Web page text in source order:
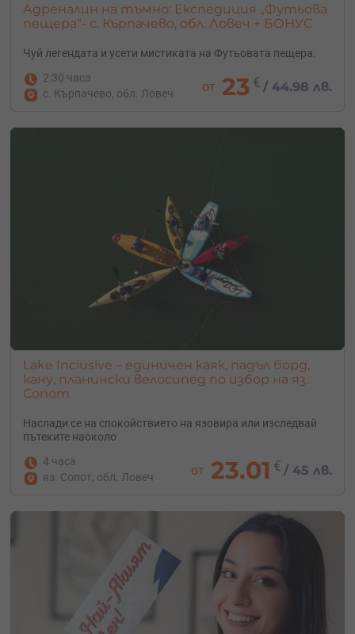
Адреналин на тъмно: Експедиция „Футьова
пещера“- с. Кърпачево, обл. Ловеч + БОНУС
Чуй легендата и усети мистиката на Футьовата пещера.
2:30 часа
с. Кърпачево, обл. Ловеч
от 23 € /44.98 лв.
Lake Inclusive – единичен каяк, падъл борд,
кану, планински велосипед по избор на яз.
Сопот
Наслади се на спокойствието на язовира или изследвай
пътеките наоколо
4 часа
яз. Сопот, обл. Ловеч
от 23.01 € /45 лв.